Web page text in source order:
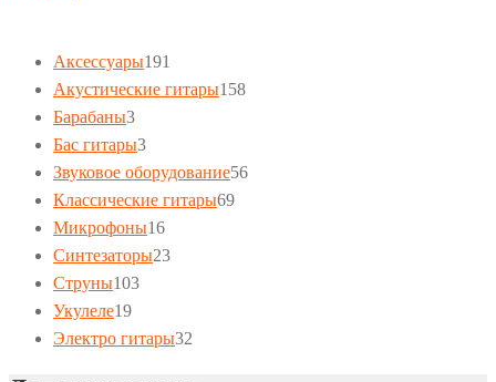
Аксессуары191
товар
Акустические гитары158158
Барабаны33
товара
Бас гитары33
товара
Звуковое оборудование5656
Классические гитары6969
Микрофоны1616
товаров
Синтезаторы2323
Струны103103
Укулеле1919
товаров
Электро гитары32